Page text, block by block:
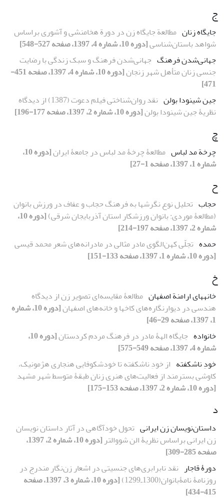
ج
جایگاه زنان مطالعة جایگاه زن در دورة هخامنشی و آشوری براساس
شواهد باستان‌شناسی[دوره 10، شماره 4، 1397، صفحه 527-548]
جهانی‌شدن فرهنگ جهانی‌شدن فرهنگ و سبک زندگی با رضایت
جنسی زنان متأهل شهر زنجان
[دوره 10، شماره 4، 1397، صفحه 451-
471]
جین شینودا بولن
نقد روان‌شناختی فیلم دعوت (1387) از دیدگاه
نظریۀ جین شینودا بولن[دوره 10، شماره 2، 1397، صفحه 177-196]
چ
چرخة مد لباس مطالعۀ چرخۀ مد لباس در جامعۀ ایران
[دوره 10،
شماره 1، 1397، صفحه 1-27]
ح
حجاب تحلیل نوع نگرش‏ها به فرهنگ‏ حجاب و عفاف در ورزش ‏بانوان
(مطالعۀ موردی: بانوان ورزشکار استان آذربایجان شرقی)
[دوره 10،
شماره 2، 1397، صفحه 197-214]
حمده تجلّی کهن‌الگوی مادر مثالی در مادرانه‌های شعر محمد قیسی
[دوره 10، شماره 1، 1397، صفحه 133-151]
خ
خانه‏های ارامنة اصفهان مطالعۀ مقایسه‌ای تصویر زن از دیدگاه
هندسی در دیوارنگاره‌های کاخ‏ها و خانه‌های اصفهان
[دوره 10، شماره
1، 1397، صفحه 29-46]
خانواده جایگاه الهۀ مادر در فرهنگ مردم کردستان
[دوره 10،
شماره 4، 1397، صفحه 549-575]
خودِ ناشکفته از خودِ ناشکفته تا خودشکوفایی هنجاری هژمونیک،
کاوشی بسترمند از فعالیت‌های هنری زنان طبقۀ متوسط شهر مشهد
[دوره 10، شماره 2، 1397، صفحه 153-175]
د
داستان‌نویسان زن ایرانی تحول خودآگاهی در آثار داستان‏ نویسان
زن ایرانی براساس نظریۀ الن شووالتر
[دوره 10، شماره 2، 1397،
صفحه 285-309]
دورۀ قاجار نقد نابرابری‌های جنسیتی در اشعار زن‌نگار مندرج در
روزنامۀ نامۀبانوان(1300ـ1299)
[دوره 10، شماره 3، 1397، صفحه
415-434]